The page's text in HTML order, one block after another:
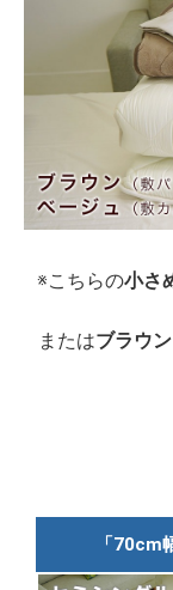
※こちらの小さ
またはブラウ